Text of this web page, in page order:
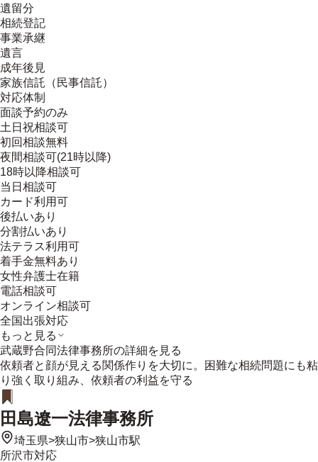
遺留分
相続登記
事業承継
遺言
成年後見
家族信託（民事信託）
対応体制
面談予約のみ
土日祝相談可
初回相談無料
夜間相談可(21時以降)
18時以降相談可
当日相談可
カード利用可
後払いあり
分割払いあり
法テラス利用可
着手金無料あり
女性弁護士在籍
電話相談可
オンライン相談可
全国出張対応
もっと見る
武蔵野合同法律事務所の詳細を見る
依頼者と顔が見える関係作りを大切に。困難な相続問題にも粘
り強く取り組み、依頼者の利益を守る
田島遼一法律事務所
埼玉県>狭山市>狭山市駅
所沢市対応